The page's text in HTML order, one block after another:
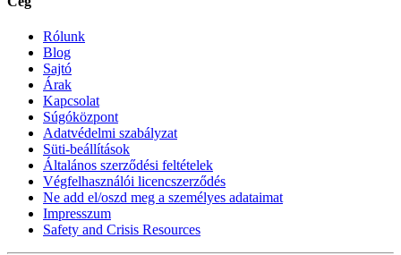
Rólunk
Blog
Sajtó
Árak
Kapcsolat
Súgóközpont
Adatvédelmi szabályzat
Süti-beállítások
Általános szerződési feltételek
Végfelhasználói licencszerződés
Ne add el/oszd meg a személyes adataimat
Impresszum
Safety and Crisis Resources